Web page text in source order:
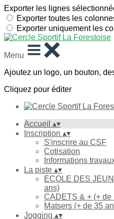
Exporter les lignes
Exporter toutes les
Exporter uniquement les
Menu
Ajoutez un logo, un bouton,
Cliquez pour éditer
Accueil ▴▾
Inscription ▴▾
S'inscrire au CSF
Cotisation
Informations
La piste ▴▾
ECOLE DES
ans)
CADETS & + (+ de
Matsers (+ de 35
Jogging ▴▾